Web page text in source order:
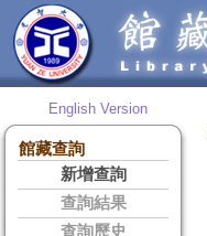
English Version
館藏查詢
新增查詢
查詢結果
查詢歷史